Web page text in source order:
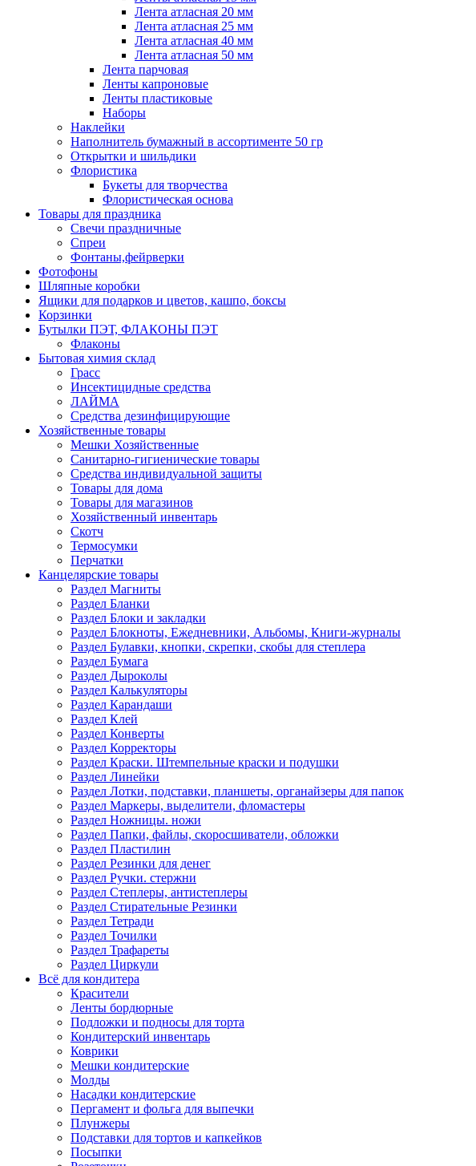
Лента атласная 20 мм
Лента атласная 25 мм
Лента атласная 40 мм
Лента атласная 50 мм
Лента парчовая
Ленты капроновые
Ленты пластиковые
Наборы
Наклейки
Наполнитель бумажный в ассортименте 50 гр
Открытки и шильдики
Флористика
Букеты для творчества
Флористическая основа
Товары для праздника
Свечи праздничные
Спреи
Фонтаны,фейрверки
Фотофоны
Шляпные коробки
Ящики для подарков и цветов, кашпо, боксы
Корзинки
Бутылки ПЭТ, ФЛАКОНЫ ПЭТ
Флаконы
Бытовая химия склад
Грасс
Инсектицидные средства
ЛАЙМА
Средства дезинфицирующие
Хозяйственные товары
Мешки Хозяйственные
Санитарно-гигиенические товары
Средства индивидуальной защиты
Товары для дома
Товары для магазинов
Хозяйственный инвентарь
Скотч
Термосумки
Перчатки
Канцелярские товары
Раздел Магниты
Раздел Бланки
Раздел Блоки и закладки
Раздел Блокноты, Ежедневники, Альбомы, Книги-журналы
Раздел Булавки, кнопки, скрепки, скобы для степлера
Раздел Бумага
Раздел Дыроколы
Раздел Калькуляторы
Раздел Карандаши
Раздел Клей
Раздел Конверты
Раздел Корректоры
Раздел Краски. Штемпельные краски и подушки
Раздел Линейки
Раздел Лотки, подставки, планшеты, органайзеры для папок
Раздел Маркеры, выделители, фломастеры
Раздел Ножницы. ножи
Раздел Папки, файлы, скоросшиватели, обложки
Раздел Пластилин
Раздел Резинки для денег
Раздел Ручки. стержни
Раздел Степлеры, антистеплеры
Раздел Стирательные Резинки
Раздел Тетради
Раздел Точилки
Раздел Трафареты
Раздел Циркули
Всё для кондитера
Красители
Ленты бордюрные
Подложки и подносы для торта
Кондитерский инвентарь
Коврики
Мешки кондитерские
Молды
Насадки кондитерские
Пергамент и фольга для выпечки
Плунжеры
Подставки для тортов и капкейков
Посыпки